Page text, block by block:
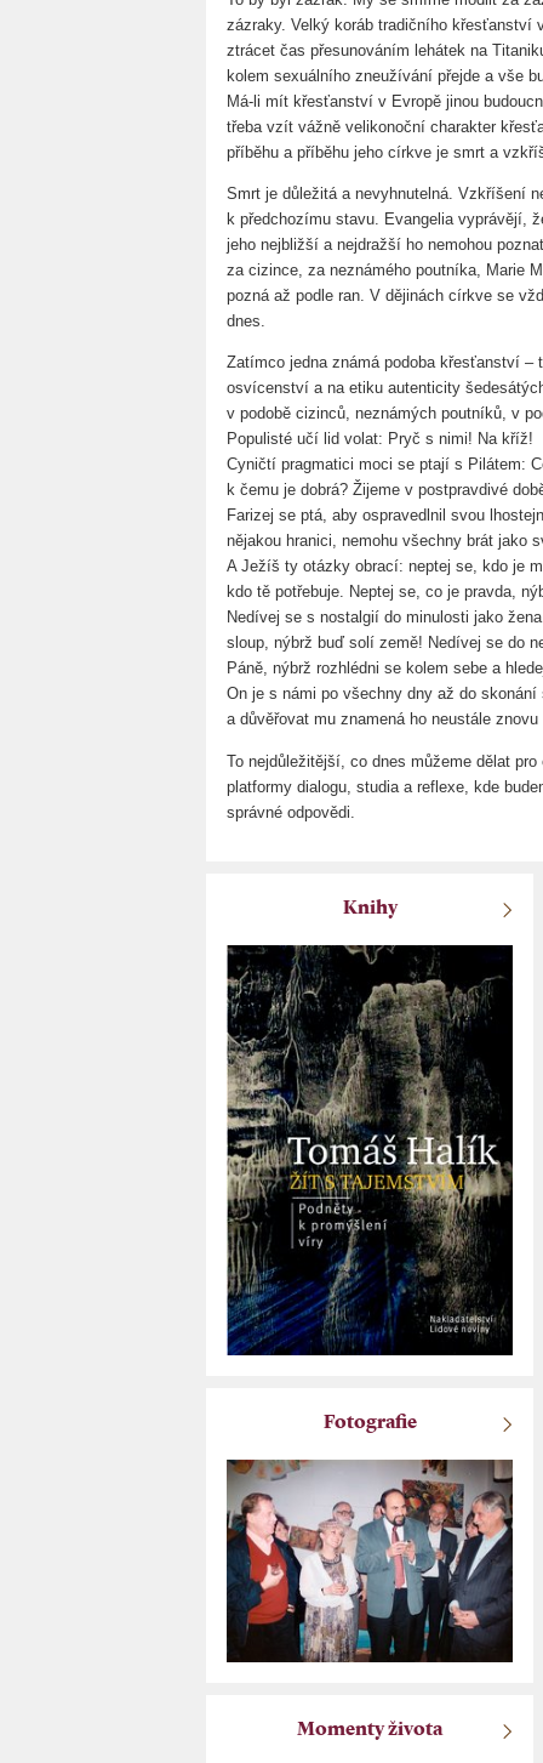
zázraky. Velký koráb tradičního křesťanství
ztrácet čas přesunováním lehátek na
kolem sexuálního zneužívání přejde a vše
Má-li mít křesťanství v Evropě jinou
třeba vzít vážně velikonoční charakter
příběhu a příběhu jeho církve je smrt a
Smrt je důležitá a nevyhnutelná. Vzkříšení
k předchozímu stavu. Evangelia vyprávějí,
jeho nejbližší a nejdražší ho nemohou
za cizince, za neznámého poutníka, Marie
pozná až podle ran. V dějinách církve se
dnes.
Zatímco jedna známá podoba křesťanství –
osvícenství a na etiku autenticity
v podobě cizinců, neznámých poutníků, v
Populisté učí lid volat: Pryč s nimi! Na kříž!
Cyničtí pragmatici moci se ptají s Pilátem:
k čemu je dobrá? Žijeme v postpravdivé
Farizej se ptá, aby ospravedlnil svou
nějakou hranici, nemohu všechny brát jako
A Ježíš ty otázky obrací: neptej se, kdo je
kdo tě potřebuje. Neptej se, co je pravda,
Nedívej se s nostalgií do minulosti jako
sloup, nýbrž buď solí země! Nedívej se do
Páně, nýbrž rozhlédni se kolem sebe a
On je s námi po všechny dny až do
a důvěřovat mu znamená ho neustále znovu
To nejdůležitější, co dnes můžeme dělat
platformy dialogu, studia a reflexe, kde
správné odpovědi.
Knihy
Fotografie
Momenty života